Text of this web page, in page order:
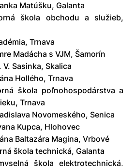
Matúšku, Galanta
škola obchodu a služieb,
Trnava
Madácha s VJM, Šamorín
V. Sasinka, Skalica
Hollého, Trnava
škola poľnohospodárstva a
Trnava
Novomeského, Senica
Kupca, Hlohovec
Baltazára Magina, Vrbové
škola technická, Galanta
škola elektrotechnická,